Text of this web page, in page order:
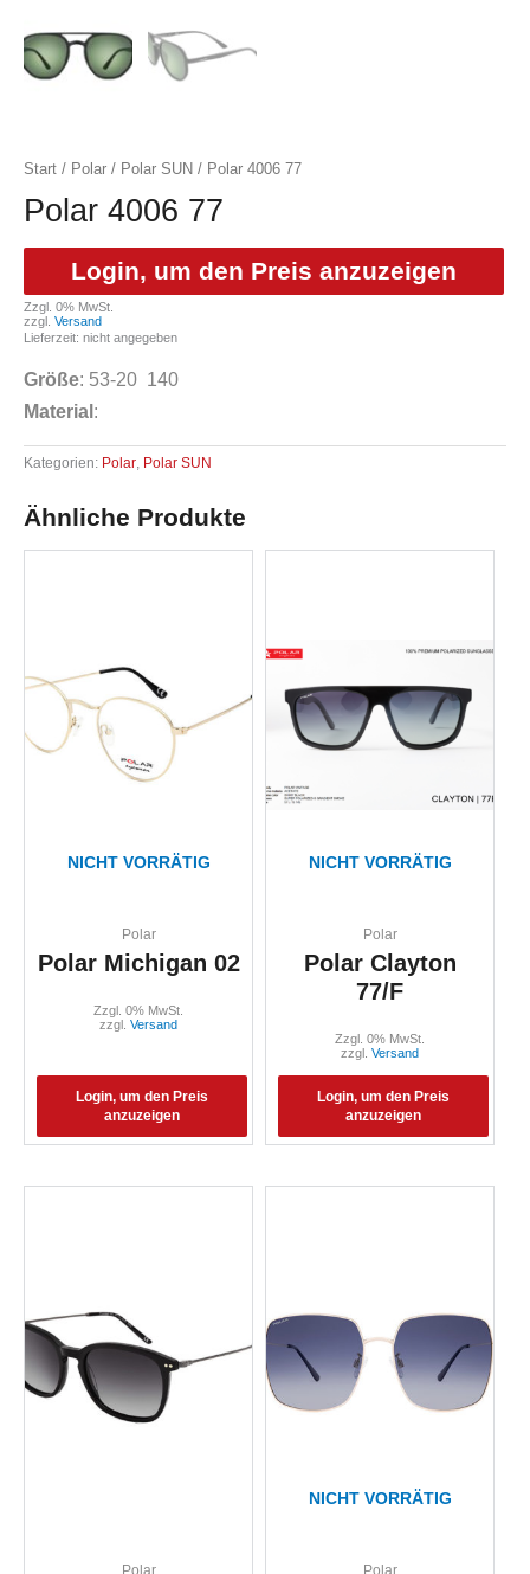
Start / Polar / Polar SUN / Polar 4006 77
Polar 4006 77
Login, um den Preis anzuzeigen
Zzgl. 0% MwSt.
zzgl. Versand
Lieferzeit: nicht angegeben
Größe: 53-20 140
Material :
Kategorien: Polar Polar SUN
Ähnliche Produkte
NICHT VORRÄTIG
Polar
Polar Michigan 02
Login, um den Preis
anzuzeigen
Zzgl. 0% MwSt.
zzgl. Versand
NICHT VORRÄTIG
Polar
Polar Clayton
77/F
Login, um den Preis
anzuzeigen
Zzgl. 0% MwSt.
zzgl. Versand
Polar
NICHT VORRÄTIG
Polar